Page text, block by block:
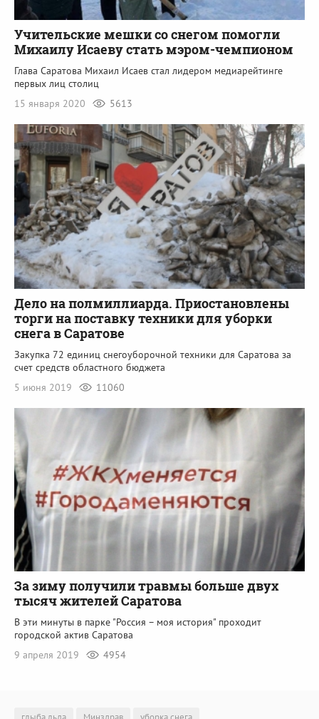
Учительские мешки со снегом помогли
Михаилу Исаеву стать мэром-чемпионом
Глава Саратова Михаил Исаев стал лидером медиарейтинге
первых лиц столиц
15 января 2020
5613
Дело на полмиллиарда. Приостановлены
торги на поставку техники для уборки
снега в Саратове
Закупка 72 единиц снегоуборочной техники для Саратова за
счет средств областного бюджета
5 июня 2019
11060
За зиму получили травмы больше двух
тысяч жителей Саратова
В эти минуты в парке "Россия – моя история" проходит
городской актив Саратова
9 апреля 2019
4954